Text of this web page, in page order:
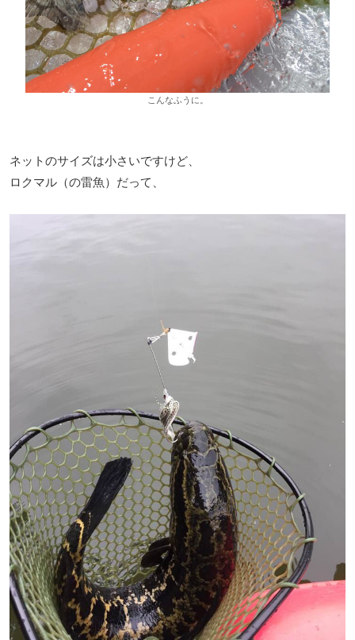
こんなふうに。
ネットのサイズは小さいですけど、
ロクマル（の雷魚）だって、